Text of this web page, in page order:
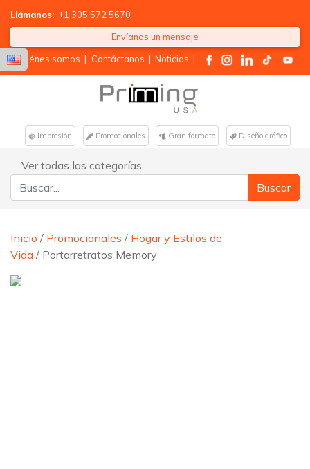
Llámanos: +1 305 572 5670
Envíanos un mensaje
Quiénes somos | Contáctanos | Noticias |
Impresión Promocionales Gran formato Diseño gráfico
Ver todas las categorías
Buscar:
Inicio / Promocionales / Hogar y Estilos de
Vida / Portarretratos Memory